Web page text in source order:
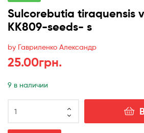
Sulcorebutia tiraquensis
KK809-seeds- s
by Гавриленко Александр
25.00грн.
9 в наличии
товара